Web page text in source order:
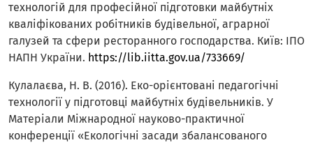
технологій для професійної підготовки майбутніх
кваліфікованих робітників будівельної, аграрної
галузей та сфери ресторанного господарства. Київ: ІПО
НАПН України. https://lib.iitta.gov.ua/733669/
Кулалаєва, Н. В. (2016). Еко-орієнтовані педагогічні
технології у підготовці майбутніх будівельників. У
Матеріали Міжнародної науково-практичної
конференції «Екологічні засади збалансованого